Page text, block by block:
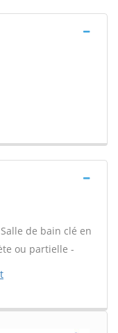
de bain clé en
ou partielle -